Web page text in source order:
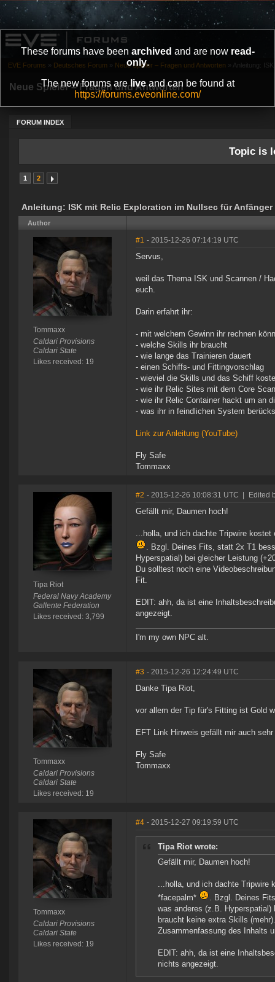
These forums have been archived and are now read-
only.
The new forums areliveand can be found at
https://forums.eveonline.com/
Neue Spieler – Fragen und Antworten
FORUM INDEX
EVE Forums » Deutsches Forum » Neue Spieler – Fragen und Antworten » Anleitung:
Topic is
1 2
Anleitung: ISK mit Relic Exploration im Nullsec für Anfänger
Author
Tommaxx
Caldari Provisions
Caldari State
Likes received: 19
#1 - 2015-12-26 07:14:19 UTC
Servus,
weil das Thema ISK und Scannen /
euch.
Darin erfahrt ihr:
- mit welchem Gewinn ihr rechnen
- welche Skills ihr braucht
- wie lange das Trainieren dauert
- einen Schiffs- und Fittingvorschlag
- wieviel die Skills und das Schiff
- wie ihr Relic Sites mit dem Core
- wie ihr Relic Container hackt um an
- was ihr in feindlichen System
Link zur Anleitung (YouTube)
Fly Safe
Tommaxx
Tipa Riot
Federal Navy Academy
Gallente Federation
Likes received: 3,799
#2 - 2015-12-26 10:08:31 UTC Edited
Gefällt mir, Daumen hoch!
...holla, und ich dachte Tripwire
. Bzgl. Deines Fits, statt 2x T1
Hyperspatial) bei gleicher Leistung
Du solltest noch eine
Fit.
EDIT: ahh, da ist eine
angezeigt.
I'm my own NPC alt.
Tommaxx
Caldari Provisions
Caldari State
Likes received: 19
#3 - 2015-12-26 12:24:49 UTC
Danke Tipa Riot,
vor allem der Tip für's Fitting ist Gold
EFT Link Hinweis gefällt mir auch
Fly Safe
Tommaxx
Tommaxx
Caldari Provisions
Caldari State
Likes received: 19
#4 - 2015-12-27 09:19:59 UTC
Tipa Riot wrote:
Gefällt mir, Daumen hoch!
...holla, und ich dachte Tripwire
*facepalm*
. Bzgl. Deines
was anderes (z.B.
braucht keine extra Skills
Zusammenfassung des Inhalts
EDIT: ahh, da ist eine
nichts angezeigt.